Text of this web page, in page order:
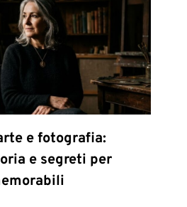
e fotografia:
e segreti per